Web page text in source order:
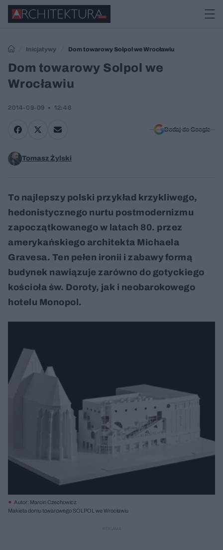
Inicjatywy Dom towarowy Solpol we Wrocławiu
Dom towarowy Solpol we
Wrocławiu
2014-09-09 12:46
Dodaj do Google
Tomasz Żylski
To najlepszy polski przykład krzykliwego,
hedonistycznego nurtu postmodernizmu
zapoczątkowanego w latach 80. przez
amerykańskiego architekta Michaela
Gravesa. Ten pełen ironii i zabawy formą
budynek nawiązuje zarówno do gotyckiego
kościoła św. Doroty, jak i neobarokowego
hotelu Monopol.
Autor: Marcin Czechowicz
Makieta domu towarowego SOLPOL we Wrocławiu